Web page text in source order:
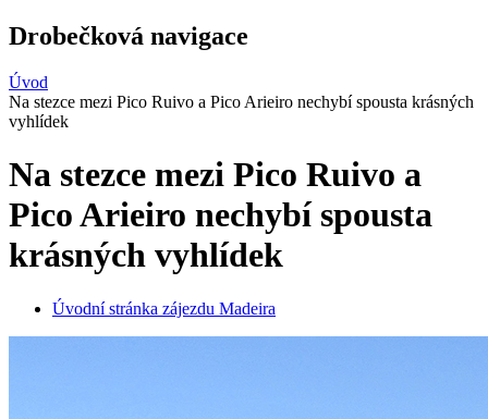
Drobečková navigace
Úvod
Na stezce mezi Pico Ruivo a Pico Arieiro nechybí spousta krásných
vyhlídek
Na stezce mezi Pico Ruivo a
Pico Arieiro nechybí spousta
krásných vyhlídek
Úvodní stránka zájezdu Madeira